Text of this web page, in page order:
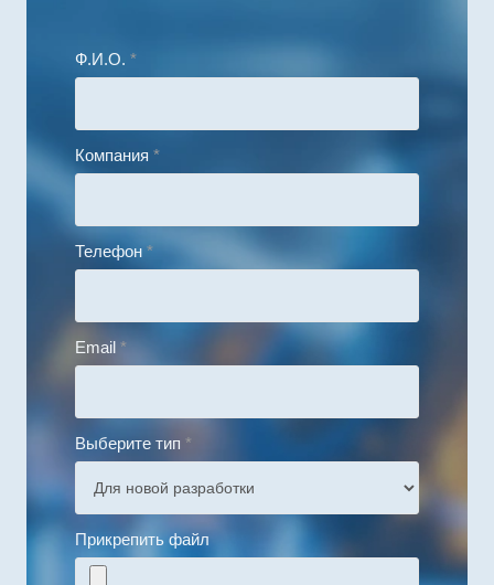
Ф.И.О. *
Компания *
Телефон *
Email *
Выберите тип *
Прикрепить файл